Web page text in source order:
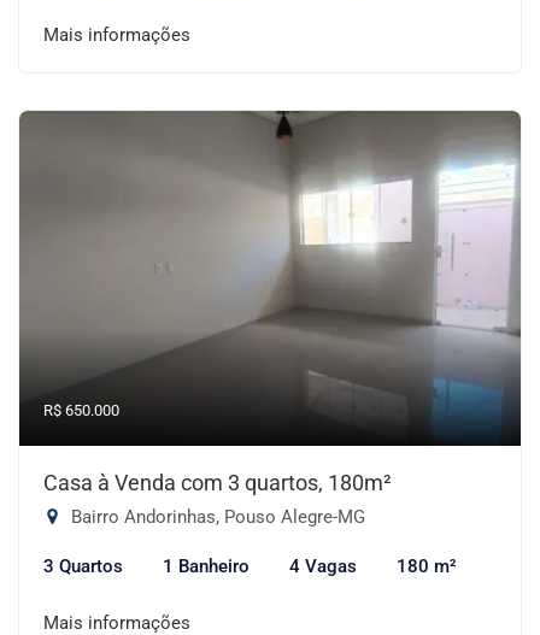
Mais informações
R$ 650.000
Casa à Venda com 3 quartos, 180m²
Bairro Andorinhas, Pouso Alegre-MG
3 Quartos 1 Banheiro 4 Vagas 180 m²
Mais informações